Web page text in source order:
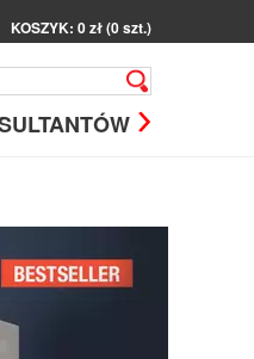
KOSZYK: 0 zł (0 szt.)